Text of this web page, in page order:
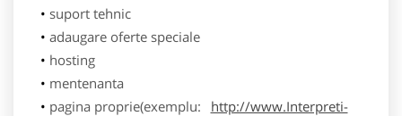
suport tehnic
adaugare oferte speciale
hosting
mentenanta
pagina proprie(exemplu:
http://www.Interpreti-